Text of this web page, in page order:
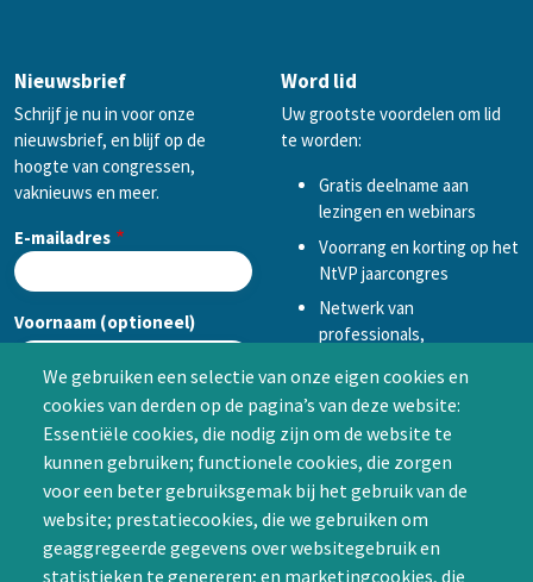
We gebruiken een selectie van onze eigen cookies en
cookies van derden op de pagina’s van deze website:
Essentiële cookies, die nodig zijn om de website te
kunnen gebruiken; functionele cookies, die zorgen
voor een beter gebruiksgemak bij het gebruik van de
website; prestatiecookies, die we gebruiken om
geaggregeerde gegevens over websitegebruik en
statistieken te genereren; en marketingcookies, die
Nieuwsbrief
Schrijf je nu in voor onze
nieuwsbrief, en blijf op de
hoogte van congressen,
vaknieuws en meer.
E-mailadres
Voornaam (optioneel)
Achternaam (optioneel)
CAPTCHA
Word lid
Uw grootste voordelen om lid
te worden:
Gratis deelname aan
lezingen en webinars
Voorrang en korting op het
NtVP jaarcongres
Netwerk van
professionals,
samenwerken in een van
de Special Interest
Groepen (SIG’s) of zelf een
SIG initiëren
Word lid